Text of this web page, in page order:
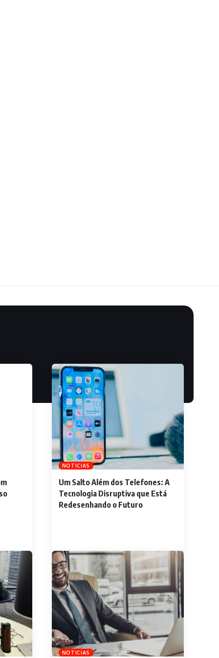
NOTICIAS
Um Salto Além dos Telefones: A
Tecnologia Disruptiva que Está
Redesenhando o Futuro
NOTICIAS